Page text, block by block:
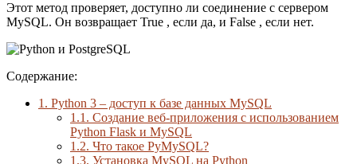
Этот метод проверяет, доступно ли соединение с сервером
MySQL. Он возвращает True , если да, и False , если нет.
Содержание:
1. Python 3 – доступ к базе данных MySQL
1.1. Создание веб-приложения с использованием
Python Flask и MySQL
1.2. Что такое PyMySQL?
1.3. Установка MySQL на Python